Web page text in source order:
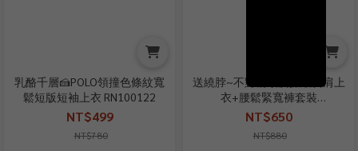
乳酪千層🍰POLO領撞色條紋寬
鬆短版短袖上衣 RN100122
NT$499
NT$780
送繞脖~不對稱領側抓皺斜肩上
衣+腰鬆緊寬褲套裝
GJ852623【現貨】
NT$650
NT$880